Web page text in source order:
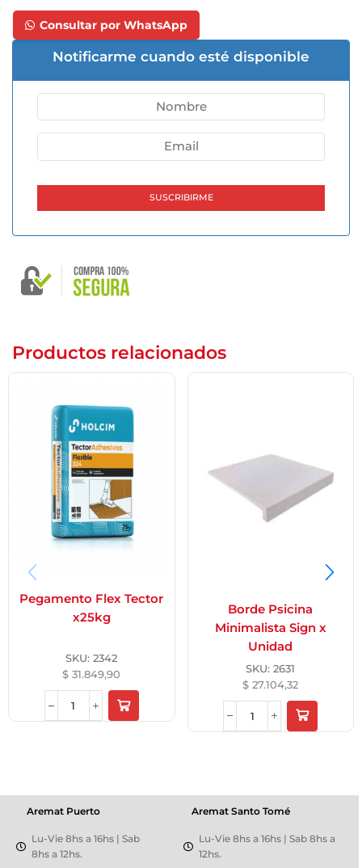
Consultar por WhatsApp
Notificarme cuando esté disponible
Productos relacionados
Pegamento Flex Tector
x25kg
SKU:2342
$ 31.849,90
Borde Psicina
Minimalista Sign x
Unidad
SKU:2631
$ 27.104,32
Aremat Santo Tomé
Lu-Vie 8hs a 16hs | Sab 8hs a
12hs.
Aremat Puerto
Lu-Vie 8hs a 16hs | Sab
8hs a 12hs.